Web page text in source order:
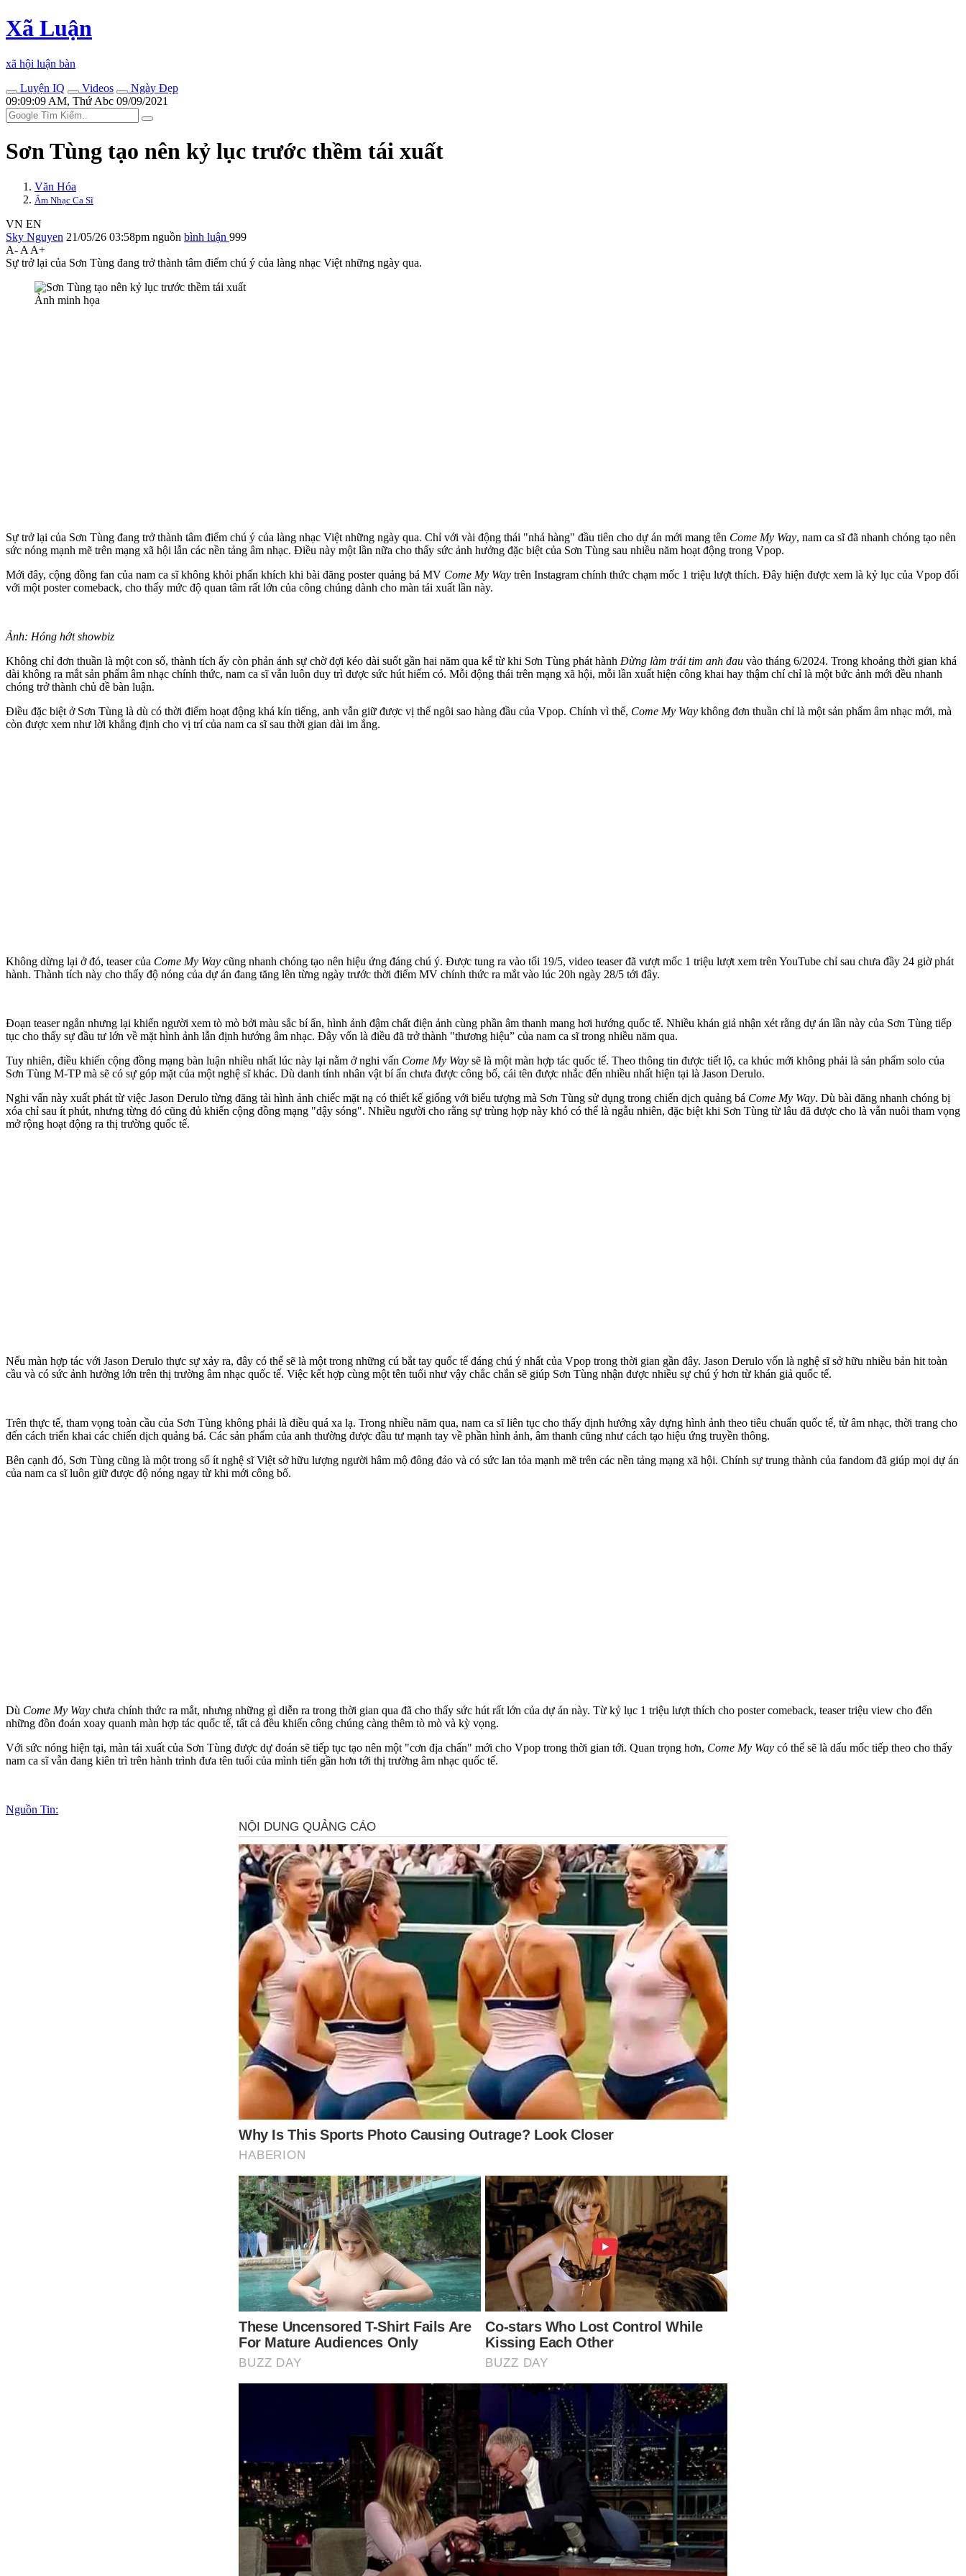
Xã Luận
xã hội luận bàn
Luyện IQ
Videos
Ngày Đẹp
09:09:09 AM, Thứ Abc 09/09/2021
Sơn Tùng tạo nên kỷ lục trước thềm tái xuất
Văn Hóa
Âm Nhạc Ca Sĩ
VN EN
Sky Nguyen 21/05/26 03:58pm nguồn bình luận 999
A- A A+
Sự trở lại của Sơn Tùng đang trở thành tâm điểm chú ý của làng nhạc Việt những ngày qua.
Ảnh minh họa
Sự trở lại của Sơn Tùng đang trở thành tâm điểm chú ý của làng nhạc Việt những ngày qua. Chỉ với vài động thái "nhá hàng" đầu tiên cho dự án mới mang tên Come My Way, nam ca sĩ đã nhanh chóng tạo nên
sức nóng mạnh mẽ trên mạng xã hội lẫn các nền tảng âm nhạc. Điều này một lần nữa cho thấy sức ảnh hưởng đặc biệt của Sơn Tùng sau nhiều năm hoạt động trong Vpop.
Mới đây, cộng đồng fan của nam ca sĩ không khỏi phấn khích khi bài đăng poster quảng bá MV Come My Way trên Instagram chính thức chạm mốc 1 triệu lượt thích. Đây hiện được xem là kỷ lục của Vpop đối
với một poster comeback, cho thấy mức độ quan tâm rất lớn của công chúng dành cho màn tái xuất lần này.
Ảnh: Hóng hớt showbiz
Không chỉ đơn thuần là một con số, thành tích ấy còn phản ánh sự chờ đợi kéo dài suốt gần hai năm qua kể từ khi Sơn Tùng phát hành Đừng làm trái tim anh đau vào tháng 6/2024. Trong khoảng thời gian khá
dài không ra mắt sản phẩm âm nhạc chính thức, nam ca sĩ vẫn luôn duy trì được sức hút hiếm có. Mỗi động thái trên mạng xã hội, mỗi lần xuất hiện công khai hay thậm chí chỉ là một bức ảnh mới đều nhanh
chóng trở thành chủ đề bàn luận.
Điều đặc biệt ở Sơn Tùng là dù có thời điểm hoạt động khá kín tiếng, anh vẫn giữ được vị thế ngôi sao hàng đầu của Vpop. Chính vì thế, Come My Way không đơn thuần chỉ là một sản phẩm âm nhạc mới, mà
còn được xem như lời khẳng định cho vị trí của nam ca sĩ sau thời gian dài im ắng.
Không dừng lại ở đó, teaser của Come My Way cũng nhanh chóng tạo nên hiệu ứng đáng chú ý. Được tung ra vào tối 19/5, video teaser đã vượt mốc 1 triệu lượt xem trên YouTube chỉ sau chưa đầy 24 giờ phát
hành. Thành tích này cho thấy độ nóng của dự án đang tăng lên từng ngày trước thời điểm MV chính thức ra mắt vào lúc 20h ngày 28/5 tới đây.
Đoạn teaser ngắn nhưng lại khiến người xem tò mò bởi màu sắc bí ẩn, hình ảnh đậm chất điện ảnh cùng phần âm thanh mang hơi hướng quốc tế. Nhiều khán giả nhận xét rằng dự án lần này của Sơn Tùng tiếp
tục cho thấy sự đầu tư lớn về mặt hình ảnh lẫn định hướng âm nhạc. Đây vốn là điều đã trở thành "thương hiệu” của nam ca sĩ trong nhiều năm qua.
Tuy nhiên, điều khiến cộng đồng mạng bàn luận nhiều nhất lúc này lại nằm ở nghi vấn Come My Way sẽ là một màn hợp tác quốc tế. Theo thông tin được tiết lộ, ca khúc mới không phải là sản phẩm solo của
Sơn Tùng M-TP mà sẽ có sự góp mặt của một nghệ sĩ khác. Dù danh tính nhân vật bí ẩn chưa được công bố, cái tên được nhắc đến nhiều nhất hiện tại là Jason Derulo.
Nghi vấn này xuất phát từ việc Jason Derulo từng đăng tải hình ảnh chiếc mặt nạ có thiết kế giống với biểu tượng mà Sơn Tùng sử dụng trong chiến dịch quảng bá Come My Way. Dù bài đăng nhanh chóng bị
xóa chỉ sau ít phút, nhưng từng đó cũng đủ khiến cộng đồng mạng "dậy sóng". Nhiều người cho rằng sự trùng hợp này khó có thể là ngẫu nhiên, đặc biệt khi Sơn Tùng từ lâu đã được cho là vẫn nuôi tham vọng
mở rộng hoạt động ra thị trường quốc tế.
Nếu màn hợp tác với Jason Derulo thực sự xảy ra, đây có thể sẽ là một trong những cú bắt tay quốc tế đáng chú ý nhất của Vpop trong thời gian gần đây. Jason Derulo vốn là nghệ sĩ sở hữu nhiều bản hit toàn
cầu và có sức ảnh hưởng lớn trên thị trường âm nhạc quốc tế. Việc kết hợp cùng một tên tuổi như vậy chắc chắn sẽ giúp Sơn Tùng nhận được nhiều sự chú ý hơn từ khán giả quốc tế.
Trên thực tế, tham vọng toàn cầu của Sơn Tùng không phải là điều quá xa lạ. Trong nhiều năm qua, nam ca sĩ liên tục cho thấy định hướng xây dựng hình ảnh theo tiêu chuẩn quốc tế, từ âm nhạc, thời trang cho
đến cách triển khai các chiến dịch quảng bá. Các sản phẩm của anh thường được đầu tư mạnh tay về phần hình ảnh, âm thanh cũng như cách tạo hiệu ứng truyền thông.
Bên cạnh đó, Sơn Tùng cũng là một trong số ít nghệ sĩ Việt sở hữu lượng người hâm mộ đông đảo và có sức lan tỏa mạnh mẽ trên các nền tảng mạng xã hội. Chính sự trung thành của fandom đã giúp mọi dự án
của nam ca sĩ luôn giữ được độ nóng ngay từ khi mới công bố.
Dù Come My Way chưa chính thức ra mắt, nhưng những gì diễn ra trong thời gian qua đã cho thấy sức hút rất lớn của dự án này. Từ kỷ lục 1 triệu lượt thích cho poster comeback, teaser triệu view cho đến
những đồn đoán xoay quanh màn hợp tác quốc tế, tất cả đều khiến công chúng càng thêm tò mò và kỳ vọng.
Với sức nóng hiện tại, màn tái xuất của Sơn Tùng được dự đoán sẽ tiếp tục tạo nên một "cơn địa chấn" mới cho Vpop trong thời gian tới. Quan trọng hơn, Come My Way có thể sẽ là dấu mốc tiếp theo cho thấy
nam ca sĩ vẫn đang kiên trì trên hành trình đưa tên tuổi của mình tiến gần hơn tới thị trường âm nhạc quốc tế.
Nguồn Tin: